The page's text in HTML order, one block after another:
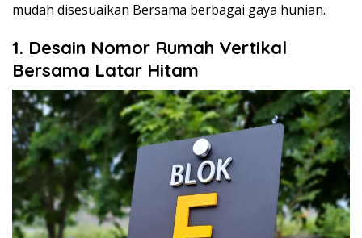
mudah disesuaikan Bersama berbagai gaya hunian.
1. Desain Nomor Rumah Vertikal
Bersama Latar Hitam